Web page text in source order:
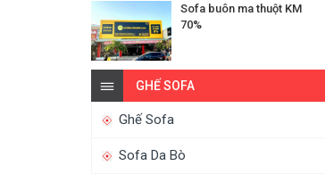
Sofa buôn ma thuột KM
70%
GHẾ SOFA
Ghế Sofa
Sofa Da Bò